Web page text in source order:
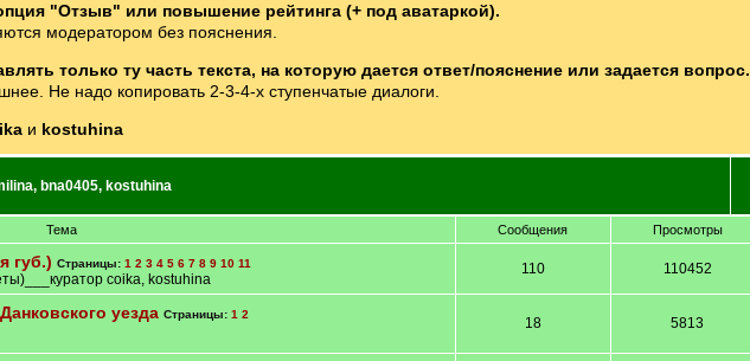
"Отзыв" или повышение рейтинга (+ под аватаркой).
модератором без пояснения.
только ту часть текста, на которую дается ответ/пояснение или задается вопрос.
Не надо копировать 2-3-4-х ступенчатые диалоги.
и kostuhina
, bna0405, kostuhina
Тема Сообщения Просмотры
губ.) Страницы: 1 2 3 4 5 6 7 8 9 10 11
coika, kostuhina
110 110452
уезда Страницы: 1 2
18 5813